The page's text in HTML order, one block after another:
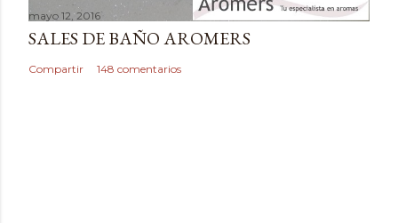
mayo 12, 2016
SALES DE BAÑO AROMERS
Compartir 148 comentarios